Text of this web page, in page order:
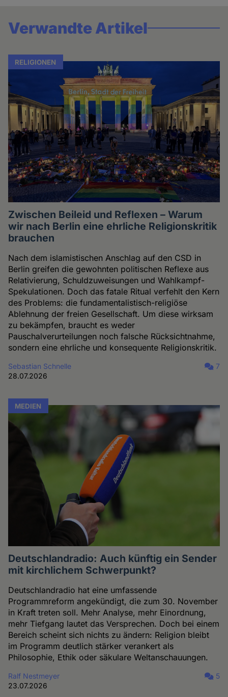
Verwandte Artikel
RELIGIONEN
Zwischen Beileid und Reflexen – Warum
wir nach Berlin eine ehrliche Religionskritik
brauchen
Nach dem islamistischen Anschlag auf den CSD in
Berlin greifen die gewohnten politischen Reflexe aus
Relativierung, Schuldzuweisungen und Wahlkampf-
Spekulationen. Doch das fatale Ritual verfehlt den Kern
des Problems: die fundamentalistisch-religiöse
Ablehnung der freien Gesellschaft. Um diese wirksam
zu bekämpfen, braucht es weder
Pauschalverurteilungen noch falsche Rücksichtnahme,
sondern eine ehrliche und konsequente Religionskritik.
Sebastian Schnelle
28.07.2026
7
MEDIEN
Deutschlandradio: Auch künftig ein Sender
mit kirchlichem Schwerpunkt?
Deutschlandradio hat eine umfassende
Programmreform angekündigt, die zum 30. November
in Kraft treten soll. Mehr Analyse, mehr Einordnung,
mehr Tiefgang lautet das Versprechen. Doch bei einem
Bereich scheint sich nichts zu ändern: Religion bleibt
im Programm deutlich stärker verankert als
Philosophie, Ethik oder säkulare Weltanschauungen.
Ralf Nestmeyer
23.07.2026
5